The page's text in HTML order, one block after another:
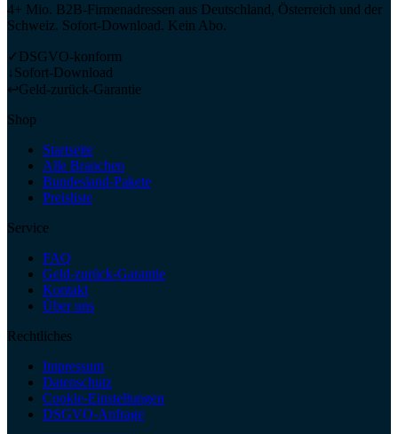
4+ Mio. B2B-Firmenadressen aus Deutschland, Österreich und der
Schweiz. Sofort-Download. Kein Abo.
✓ DSGVO-konform
↓Sofort-Download
↩Geld-zurück-Garantie
Shop
Startseite
Alle Branchen
Bundesland-Pakete
Preisliste
Service
FAQ
Geld-zurück-Garantie
Kontakt
Über uns
Rechtliches
Impressum
Datenschutz
Cookie-Einstellungen
DSGVO-Anfrage